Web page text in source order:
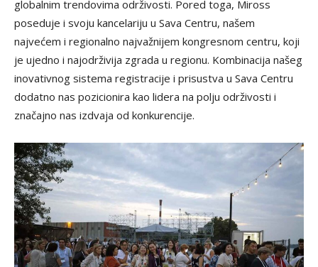
globalnim trendovima održivosti. Pored toga, Miross
poseduje i svoju kancelariju u Sava Centru, našem
najvećem i regionalno najvažnijem kongresnom centru, koji
je ujedno i najodrživija zgrada u regionu. Kombinacija našeg
inovativnog sistema registracije i prisustva u Sava Centru
dodatno nas pozicionira kao lidera na polju održivosti i
značajno nas izdvaja od konkurencije.